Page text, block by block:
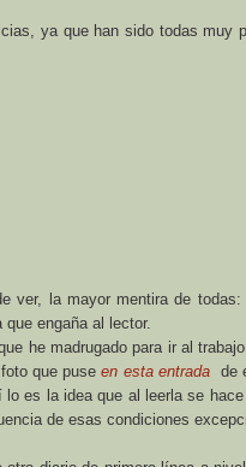
ya que han sido todas muy
ver, la mayor mentira de
engaña al lector.
he madrugado para ir al
foto que puseen esta entrada
de
es la idea que al leerla se hace
de esas condiciones